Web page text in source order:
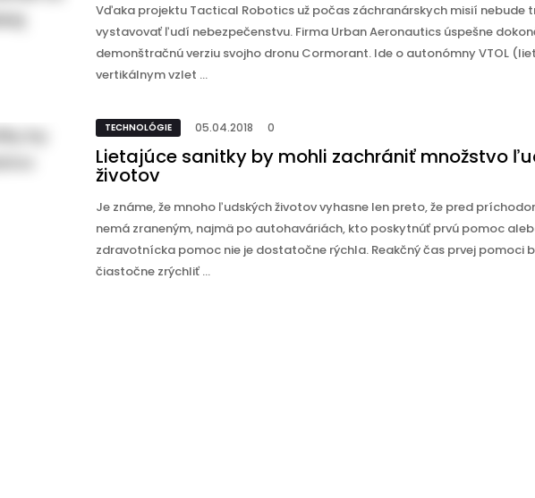
Vďaka projektu Tactical Robotics už počas záchranárskych misií nebude
vystavovať ľudí nebezpečenstvu. Firma Urban Aeronautics úspešne
demonštračnú verziu svojho dronu Cormorant. Ide o autonómny VTOL
vertikálnym vzlet ...
TECHNOLÓGIE 05.04.2018 0
Lietajúce sanitky by mohli zachrániť množstvo
životov
Je známe, že mnoho ľudských životov vyhasne len preto, že pred
nemá zraneným, najmä po autohaváriách, kto poskytnúť prvú pomoc
zdravotnícka pomoc nie je dostatočne rýchla. Reakčný čas prvej pomoci
čiastočne zrýchliť ...